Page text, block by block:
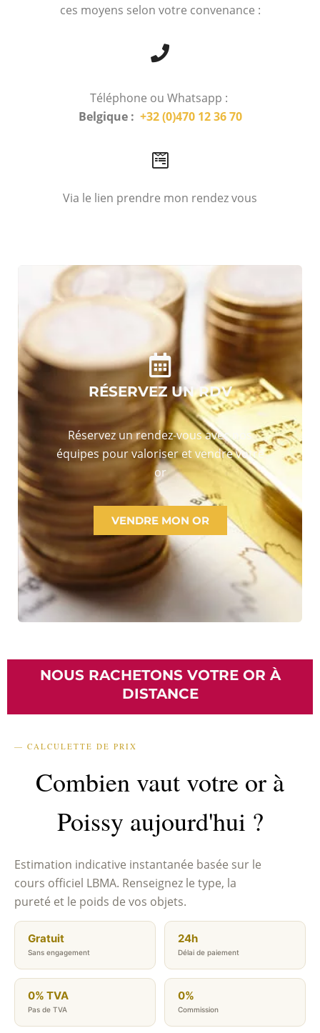
ces moyens selon votre convenance :
Téléphone ou Whatsapp :
Belgique : +32 (0)470 12 36 70
Via le lien prendre mon rendez vous
RÉSERVEZ UN RDV
Réservez un rendez-vous avec nos
équipes pour valoriser et vendre votre
or
VENDRE MON OR
NOUS RACHETONS VOTRE OR À
DISTANCE
— CALCULETTE DE PRIX
Combien vaut votre or à
Poissy aujourd'hui ?
Estimation indicative instantanée basée sur le
cours officiel LBMA. Renseignez le type, la
pureté et le poids de vos objets.
Gratuit
Sans engagement
24h
Délai de paiement
0% TVA
Pas de TVA
0%
Commission